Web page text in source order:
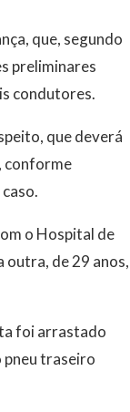
que, segundo
preliminares
condutores.
que deverá
conforme
o Hospital de
outra, de 29 anos,
foi arrastado
pneu traseiro